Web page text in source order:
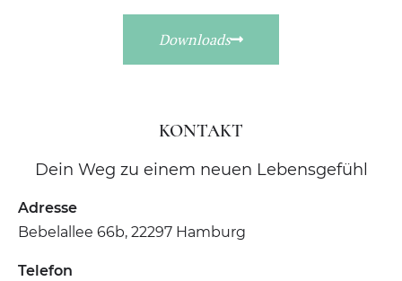
KONTAKT
Dein Weg zu einem neuen Lebensgefühl
Adresse
Bebelallee 66b, 22297 Hamburg
Telefon
Downloads